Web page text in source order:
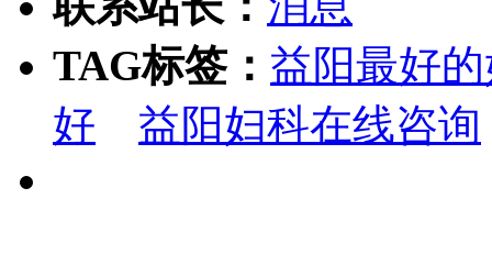
TAG标签： 益阳最好
好
益阳妇科在线咨询